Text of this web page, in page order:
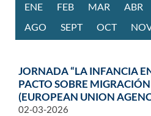
ENE FEB REROMAR ABR
AGO STOSEPTIEMBRE
OCTUBRE
JORNADA “LA INFANCIA
PACTO SOBRE
(EUROPEAN UNION
02-03-2026